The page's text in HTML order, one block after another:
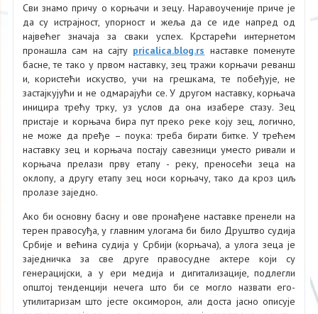
Сви знамо причу о корњачи и зецу. Наравоученије приче је
да су истрајност, упорност и жеља да се иде напред од
највећег значаја за сваки успех. Крстарећи интернетом
пронашла сам на сајту pricalica.blog.rs наставке поменуте
басне, те тако у првом наставку, зец тражи корњачи реванш
и, користећи искуство, учи на грешкама, те побеђује, не
застајкујући и не одмарајући се. У другом наставку, корњача
иницира трећу трку, уз услов да она изабере стазу. Зец
пристаје и корњача бира пут преко реке коју зец, логично,
не може да пређе – поука: треба бирати битке. У трећем
наставку зец и корњача постају савезници уместо ривали и
корњача прелази прву етапу - реку, преносећи зеца на
оклопу, а другу етапу зец носи корњачу, тако да кроз циљ
пролазе заједно.
Ако би основну басну и ове пронађене наставке пренели на
терен правосуђа, у главним улогама би било Друштво судија
Србије и већина судија у Србији (корњача), а улога зеца је
заједничка за све друге правосудне актере који су
генерацијски, а у ери медија и дигитализације, подлегли
општој тенденцији нечега што би се могло назвати его-
утилитаризам што јесте оксиморон, али доста јасно описује